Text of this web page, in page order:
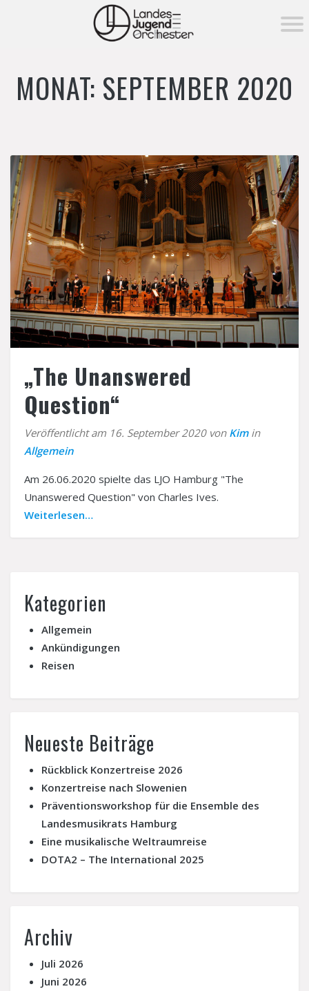
Aktuelle Konzerte
MITSPIELEN
Videos
NEWS
DAS ORCHESTER ▾
Über das Orchester
Orchester­vorstand
Unser Dirigent
Tutti Pro-Orchesterpatenschaft
Träger
FÖRDERUNG ▾
Förderung
→ Förderverein
MEHR ▾
Instrumentenverleih
Notenverleih
Kontakt
Interner Bereich
MONAT: SEPTEMBER 2020
„The Unanswered
Question“
Veröffentlicht am 16. September 2020 von Kimin
Allgemein
Am 26.06.2020 spielte das LJO Hamburg "The
Unanswered Question" von Charles Ives.
Weiterlesen…
Kategorien
Allgemein
Ankündigungen
Reisen
Neueste Beiträge
Rückblick Konzertreise 2026
Konzertreise nach Slowenien
Präventionsworkshop für die Ensemble des
Landesmusikrats Hamburg
Eine musikalische Weltraumreise
DOTA2 – The International 2025
Archiv
Juli 2026
Juni 2026